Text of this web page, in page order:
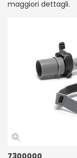
maggiori dettagli.
7300000